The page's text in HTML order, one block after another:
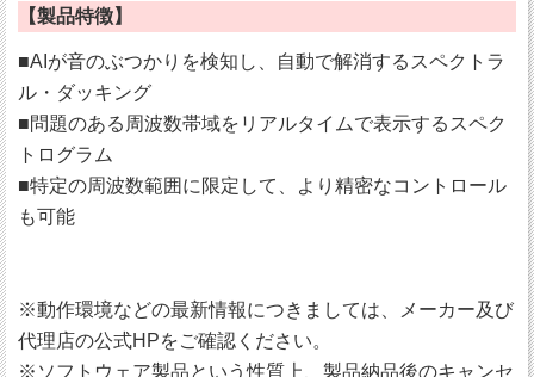
【製品特徴】
■AIが音のぶつかりを検知し、自動で解消するスペクトラ
ル・ダッキング
■問題のある周波数帯域をリアルタイムで表示するスペク
トログラム
■特定の周波数範囲に限定して、より精密なコントロール
も可能
※動作環境などの最新情報につきましては、メーカー及び
代理店の公式HPをご確認ください。
※ソフトウェア製品という性質上、製品納品後のキャンセ